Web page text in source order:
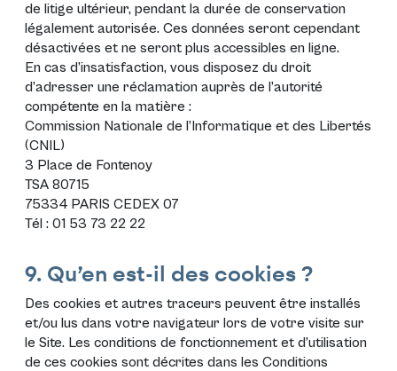
de litige ultérieur, pendant la durée de conservation
légalement autorisée. Ces données seront cependant
désactivées et ne seront plus accessibles en ligne.
En cas d’insatisfaction, vous disposez du droit
d’adresser une réclamation auprès de l’autorité
compétente en la matière :
Commission Nationale de l’Informatique et des Libertés
(CNIL)
3 Place de Fontenoy
TSA 80715
75334 PARIS CEDEX 07
Tél : 01 53 73 22 22
9. Qu’en est-il des cookies ?
Des cookies et autres traceurs peuvent être installés
et/ou lus dans votre navigateur lors de votre visite sur
le Site. Les conditions de fonctionnement et d’utilisation
de ces cookies sont décrites dans les Conditions